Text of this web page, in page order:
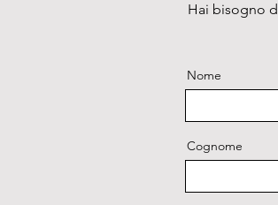
Hai bisogno
Nome
Cognome